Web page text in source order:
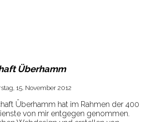
Datenschutz
Überhamm
15. November 2012
Überhamm hat im Rahmen der 400
von mir entgegen genommen.